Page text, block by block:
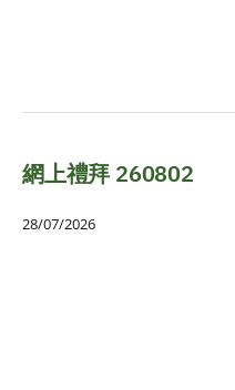
網上禮拜 260802
28/07/2026